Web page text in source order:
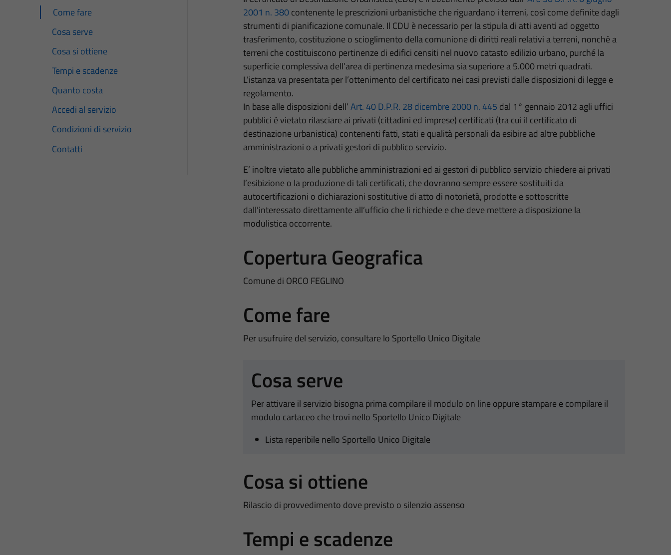
Come fare
Cosa serve
Cosa si ottiene
Tempi e scadenze
Quanto costa
Accedi al servizio
Condizioni di servizio
Contatti
2001 n. 380contenente le prescrizioni urbanistiche che riguardano i terreni, così come definite dagli
strumenti di pianificazione comunale. Il CDU è necessario per la stipula di atti aventi ad oggetto
trasferimento, costituzione o scioglimento della comunione di diritti reali relativi a terreni, nonché a
terreni che costituiscono pertinenze di edifici censiti nel nuovo catasto edilizio urbano, purché la
superficie complessiva dell’area di pertinenza medesima sia superiore a 5.000 metri quadrati.
L’istanza va presentata per l’ottenimento del certificato nei casi previsti dalle disposizioni di legge e
regolamento.
In base alle disposizioni dell’Art. 40 D.P.R. 28 dicembre 2000 n. 445 dal 1° gennaio 2012 agli uffici
pubblici è vietato rilasciare ai privati (cittadini ed imprese) certificati (tra cui il certificato di
destinazione urbanistica) contenenti fatti, stati e qualità personali da esibire ad altre pubbliche
amministrazioni o a privati gestori di pubblico servizio.
E’ inoltre vietato alle pubbliche amministrazioni ed ai gestori di pubblico servizio chiedere ai privati
l’esibizione o la produzione di tali certificati, che dovranno sempre essere sostituiti da
autocertificazioni o dichiarazioni sostitutive di atto di notorietà, prodotte e sottoscritte
dall’interessato direttamente all’ufficio che li richiede e che deve mettere a disposizione la
modulistica occorrente.
Copertura Geografica
Comune di ORCO FEGLINO
Come fare
Per usufruire del servizio, consultare lo Sportello Unico Digitale
Cosa serve
Per attivare il servizio bisogna prima compilare il modulo on line oppure stampare e compilare il
modulo cartaceo che trovi nello Sportello Unico Digitale
Lista reperibile nello Sportello Unico Digitale
Cosa si ottiene
Rilascio di provvedimento dove previsto o silenzio assenso
Tempi e scadenze